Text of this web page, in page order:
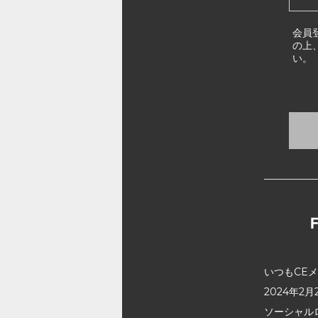
会員
の上
い。
いつもCE
2024年2月
ソーシャ